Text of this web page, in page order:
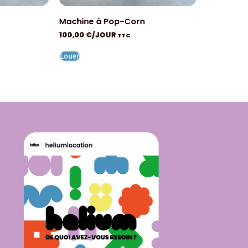
Machine à Pop-Corn
100,00 €/JOUR TTC
Louer